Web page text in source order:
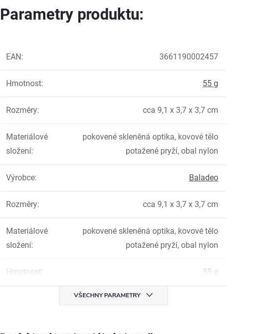
Parametry produktu:
EAN: 3661190002457
Hmotnost: 55 g
Rozměry: cca 9,1 x 3,7 x 3,7 cm
Materiálové
složení:
pokovené skleněná optika, kovové tělo
potažené pryží, obal nylon
Výrobce: Baladeo
Rozměry: cca 9,1 x 3,7 x 3,7 cm
Materiálové
složení:
pokovené skleněná optika, kovové tělo
potažené pryží, obal nylon
Hmotnost: 55 g
VŠECHNY PARAMETRY